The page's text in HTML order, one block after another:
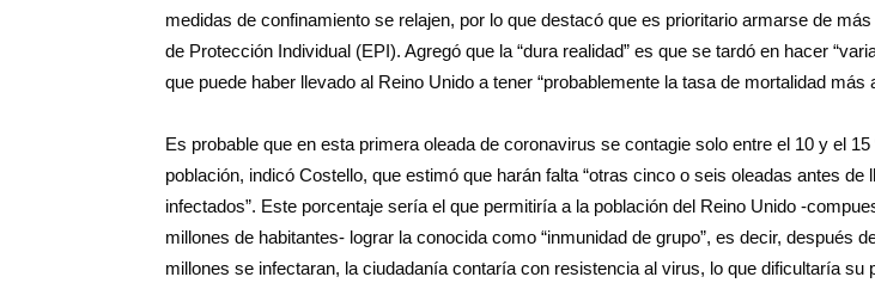
medidas de confinamiento se relajen, por lo que destacó que es prioritario armarse de
de Protección Individual (EPI). Agregó que la “dura realidad” es que se tardó en hacer
que puede haber llevado al Reino Unido a tener “probablemente la tasa de mortalidad más
Es probable que en esta primera oleada de coronavirus se contagie solo entre el 10 y el 15
población, indicó Costello, que estimó que harán falta “otras cinco o seis oleadas antes de
infectados”. Este porcentaje sería el que permitiría a la población del Reino Unido -
millones de habitantes- lograr la conocida como “inmunidad de grupo”, es decir, después
millones se infectaran, la ciudadanía contaría con resistencia al virus, lo que dificultaría su